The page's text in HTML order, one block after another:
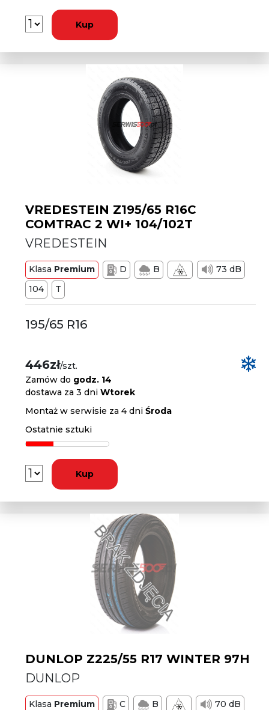
Kup
VREDESTEIN Z195/65 R16C
COMTRAC 2 WI+ 104/102T
VREDESTEIN
Klasa Premium D B
73 dB
104
T
195/65 R16
446zł/szt.
Zamów do godz. 14
dostawa za 3 dniWtorek
Montaż w serwisie za 4 dniŚroda
Ostatnie sztuki
Kup
DUNLOP Z225/55 R17 WINTER 97H
DUNLOP
Klasa Premium C B
70 dB